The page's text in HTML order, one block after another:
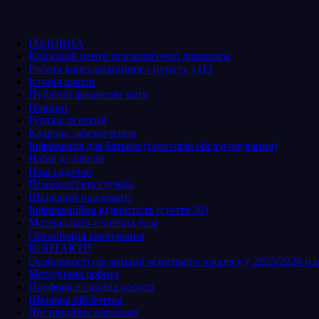
ГОЛОВНА
Кризовий центр психологічної допомоги
Робота консультаційного пункту з ЦЗ
Історія школи
Публічні фінансові звіти
Новини
Гуртки та секції
Кадрове забезпечення
Інформація для батьків (територія обслуговування)
Набір до школи
Наш садочок
Психологічна служба
Шкільний парламент
Інформаційна відкритість (стаття 30)
Матеріально-технічна база
Організація харчування
КОНТАКТИ
Особливості організації освітнього процесу у 2025/2026
Методична робота
Профорієнтаційна робота
Шкільна бібліотека
Дистанційне навчання